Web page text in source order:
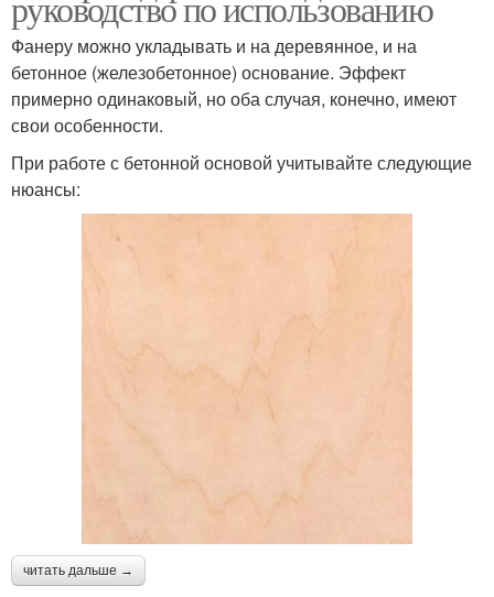
Фанеру можно укладывать и на деревянное, и на
бетонное (железобетонное) основание. Эффект
примерно одинаковый, но оба случая, конечно, имеют
свои особенности.
При работе с бетонной основой учитывайте следующие
нюансы:
читать дальше →